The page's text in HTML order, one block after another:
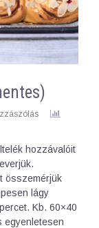
hozzávalóit
összemérjük
lágy
Kb. 60×40
egyenletesen